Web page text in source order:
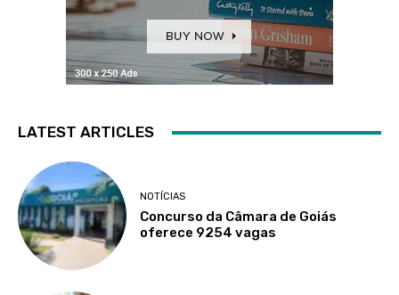
LATEST ARTICLES
NOTÍCIAS
Concurso da Câmara de Goiás
oferece 9254 vagas